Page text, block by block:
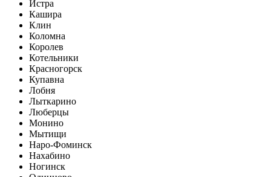
Истра
Кашира
Клин
Коломна
Королев
Котельники
Красногорск
Купавна
Лобня
Лыткарино
Люберцы
Монино
Мытищи
Наро-Фоминск
Нахабино
Ногинск